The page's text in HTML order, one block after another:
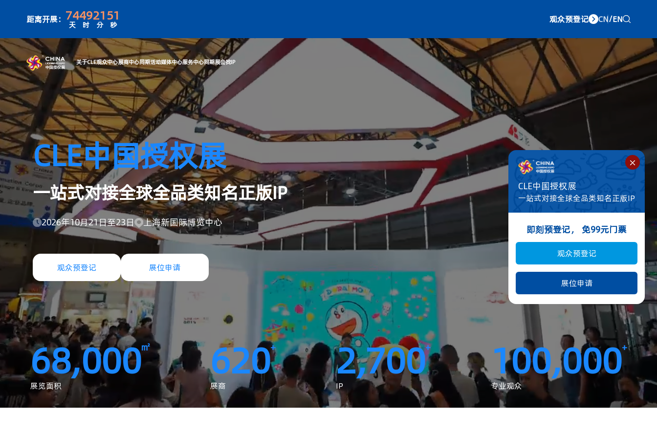
距离开展： 74
天
49
时
21
分
51
秒
观众预登记 CN/EN
关于CLE观众中心 展商中心同期活动 媒体中心
CLE中国授权展
一站式对接全球全品类知名正版IP
即刻预登记， 免99元门票
观众预登记
展位申请
68,000㎡
展览面积
620+
展商
2,700+
IP
100,000+
专业观众
CLE中国授权展
一站式对接全球全品类知名正版IP
2026年10月21日至23日 上海新国际博览中心
观众预登记 展位申请